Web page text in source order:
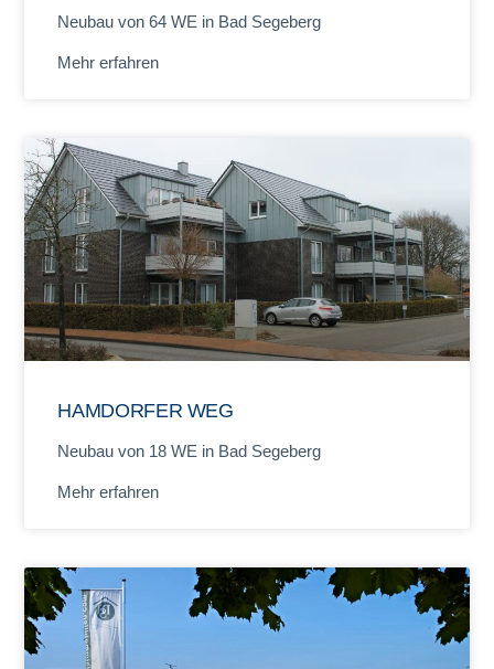
Neubau von 64 WE in Bad Segeberg
Mehr erfahren
HAMDORFER WEG
Neubau von 18 WE in Bad Segeberg
Mehr erfahren